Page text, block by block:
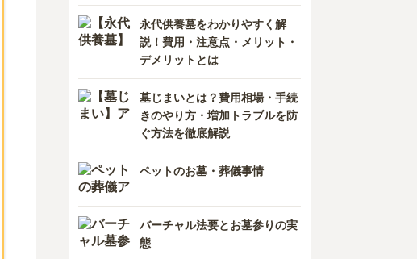
香川県
高知県
熊本県
鹿児島県
永代供養墓をわかりやすく解
説！費用・注意点・メリット・
デメリットとは
墓じまいとは？費用相場・手続
きのやり方・増加トラブルを防
ぐ方法を徹底解説
ペットのお墓・葬儀事情
バーチャル法要とお墓参りの実
態